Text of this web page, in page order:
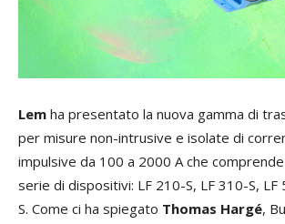
Lem ha presentato la nuova gamma di
per misure non-intrusive e isolate di
impulsive da 100 a 2000 A che
serie di dispositivi: LF 210-S, LF 310-S, LF
S. Come ci ha spiegato Thomas Hargé,